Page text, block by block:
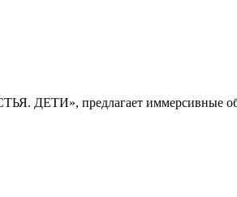
ДЕТИ», предлагает иммерсивные